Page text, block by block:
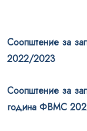
Соопштение за
2022/2023
Соопштение за
година ФВМС